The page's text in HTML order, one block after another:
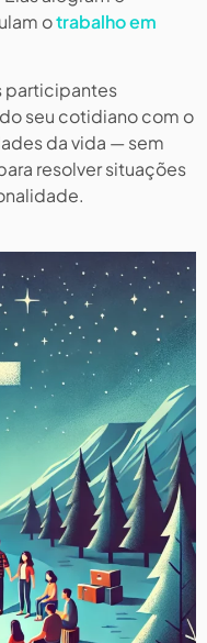
otrabalho em
participantes
seu cotidiano com o
da vida — sem
resolver situações